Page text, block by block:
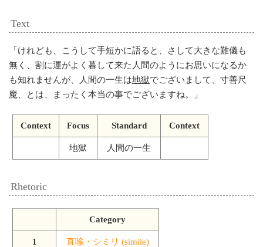
Text
「 けれども、こうして手短かに語ると、さして大きな難儀も
無く、割に運がよく暮して来た人間のようにお思いになるか
も知れませんが、人間の一生は地獄でございまして、寸善尺
魔、とは、まったく本当の事でございますね。
」
Context Focus Standard Context
地獄 人間の一生
Rhetoric
Category
1 直喩・シミリ (simile)